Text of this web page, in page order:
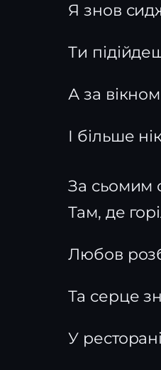
Я знов
Ти
А за
І більше
За сьомим
Там, де
Любов
Та серце
У